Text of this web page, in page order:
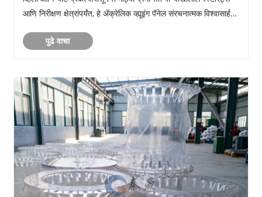
आणि निरीक्षण क्षेत्रांपर्यंत, हे ॲक्रेलिक व्ह्यूइंग पॅनेल संरचनात्मक विश्वासार्हता
पुढे वाचा